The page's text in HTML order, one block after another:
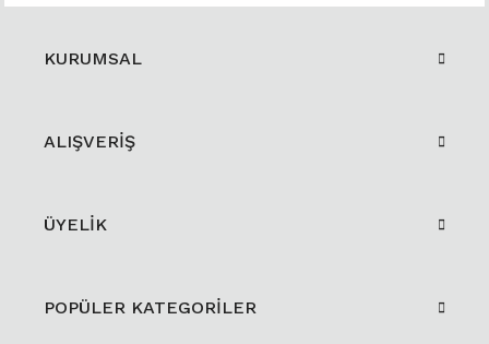
KURUMSAL
ALIŞVERİŞ
ÜYELİK
POPÜLER KATEGORİLER